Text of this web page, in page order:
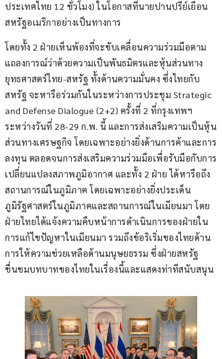
ประเทศไทย 12 ชั่วโมง) ในโอกาสที่นายปานปรีย์เยือน
สหรัฐอเมริกาอย่างเป็นทางการ
โดยทั้ง 2 ฝ่ายเห็นพ้องที่จะขับเคลื่อนความร่วมมือตาม
แถลงการณ์ว่าด้วยความเป็นพันธมิตรและหุ้นส่วนทาง
ยุทธศาสตร์ไทย-สหรัฐ ทั้งด้านความมั่นคง ซึ่งไทยกับ
สหรัฐ จะหารือร่วมกันในระหว่างการประชุม Strategic
and Defense Dialogue (2+2) ครั้งที่ 2 ที่กรุงเทพฯ
ระหว่างวันที่ 28-29 ก.พ. นี้ และการส่งเสริมความเป็นหุ้น
ส่วนทางเศรษฐกิจ โดยเฉพาะอย่างยิ่งด้านการค้าและการ
ลงทุน ตลอดจนการส่งเสริมความร่วมมือเพื่อรับมือกับการ
เปลี่ยนแปลงสภาพภูมิอากาศ และทั้ง 2 ฝ่าย ได้หารือถึง
สถานการณ์ในภูมิภาค โดยเฉพาะอย่างยิ่งประเด็น
ภูมิรัฐศาสตร์ในภูมิภาคและสถานการณ์ในเมียนมา โดย
ฝ่ายไทยได้แจ้งความคืบหน้าการดำเนินการของฝ่ายใน
การแก้ไขปัญหาในเมียนมา รวมถึงข้อริเริ่มของไทยด้าน
การให้ความช่วยเหลือด้านมนุษยธรรม ซึ่งฝ่ายสหรัฐ
ชื่นชมบทบาทของไทยในเรื่องนี้และแสดงท่าทีสนับสนุน